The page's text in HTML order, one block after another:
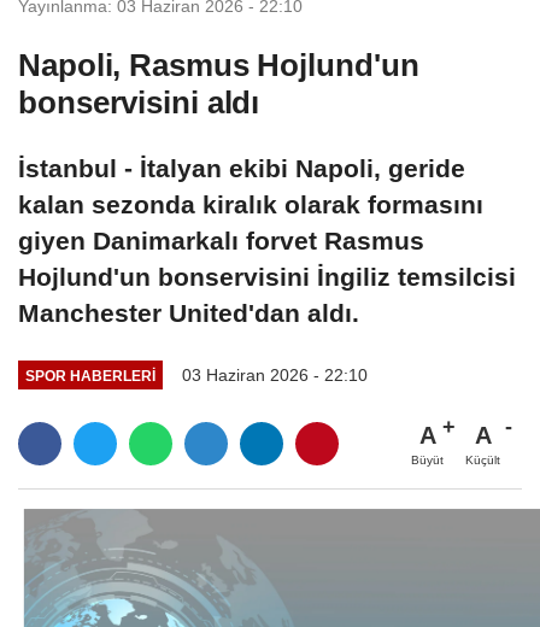
Yayınlanma: 03 Haziran 2026 - 22:10
Napoli, Rasmus Hojlund'un
bonservisini aldı
İstanbul - İtalyan ekibi Napoli, geride
kalan sezonda kiralık olarak formasını
giyen Danimarkalı forvet Rasmus
Hojlund'un bonservisini İngiliz temsilcisi
Manchester United'dan aldı.
SPOR HABERLERI 03 Haziran 2026 - 22:10
A
Büyüt
A
Küçült